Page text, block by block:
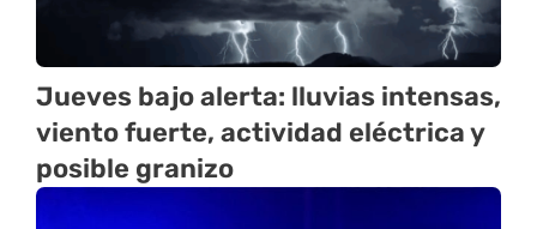
Jueves bajo alerta: lluvias intensas,
viento fuerte, actividad eléctrica y
posible granizo